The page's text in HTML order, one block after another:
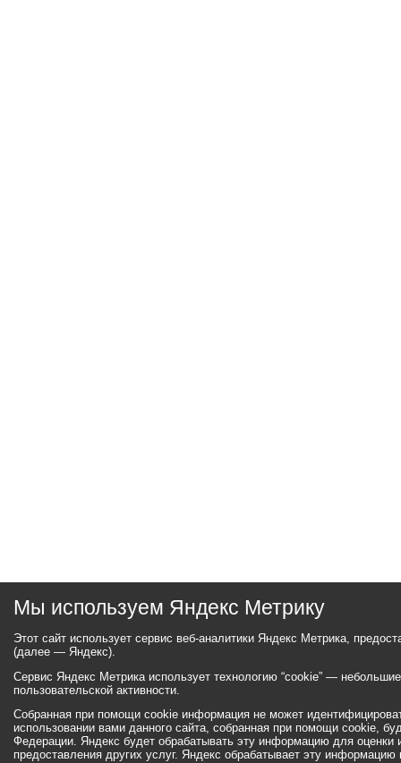
Мы используем Яндекс Метрику
Этот сайт использует сервис веб-аналитики Яндекс Метрика,
(далее — Яндекс).
Сервис Яндекс Метрика использует технологию “cookie” —
пользовательской активности.
Собранная при помощи cookie информация не может
использовании вами данного сайта, собранная при помощи cookie,
Федерации. Яндекс будет обрабатывать эту информацию для оценки
предоставления других услуг. Яндекс обрабатывает эту